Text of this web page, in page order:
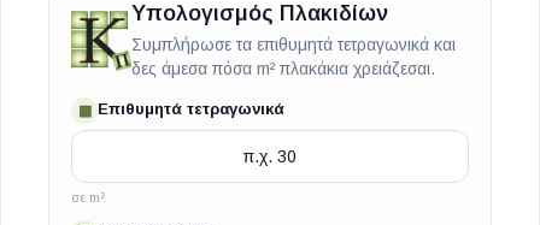
Υπολογισμός Πλακιδίων
Συμπλήρωσε τα επιθυμητά τετραγωνικά και
δες άμεσα πόσα m² πλακάκια χρειάζεσαι.
▦ Επιθυμητά τετραγωνικά
σε m²